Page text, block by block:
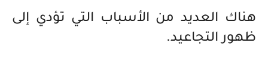
هناك العديد من الأسباب التي تؤدي إلى
ظهور التجاعيد.